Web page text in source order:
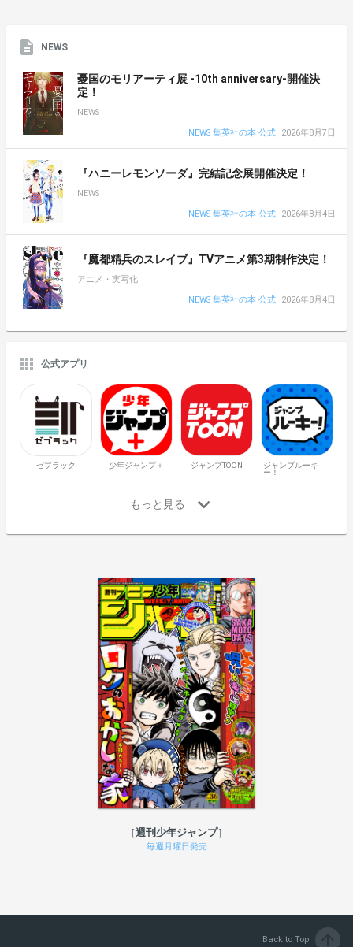
NEWS
憂国のモリアーティ展 -10th anniversary-開催決
定！
NEWS
NEWS 集英社の本 公式
2026年8月7日
『ハニーレモンソーダ』完結記念展開催決定！
NEWS
NEWS 集英社の本 公式
2026年8月4日
『魔都精兵のスレイブ』TVアニメ第3期制作決定！
アニメ・実写化
NEWS 集英社の本 公式
2026年8月4日
公式アプリ
ゼブラック 少年ジャンプ＋ ジャンプTOON
ジャンプルーキ
ー！
週刊少年ジャンプ
毎週月曜日発売
Back to Top